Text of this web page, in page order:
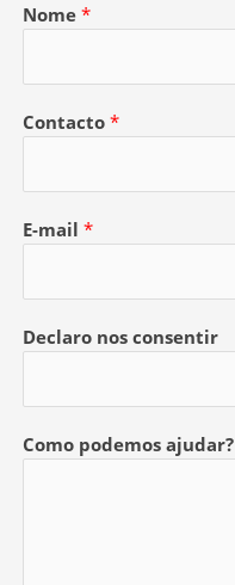
Nome *
Contacto *
E-mail *
Declaro nos consentir
Como podemos ajudar?